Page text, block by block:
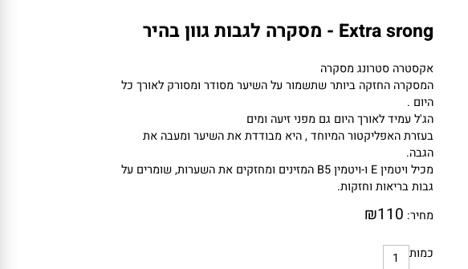
Extra srong - מסקרה לגבות גוון בהיר
אקסטרה סטרונג מסקרה
המסקרה החזקה ביותר שתשמור על השיער מסודר ומסורק לאורך כל
היום .
הג'ל עמיד לאורך היום גם מפני זיעה ומים
בעזרת האפליקטור המיוחד , היא מבודדת את השיער ומעבה את
הגבה.
מכיל ויטמיןE ו-ויטמיןB5